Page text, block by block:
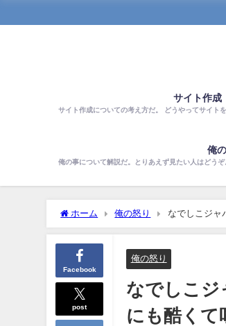
サイト作成
サイト作成についての考え方だ。 どうやってサイト
俺
俺の事について解説だ。とりあえず見たい人はどう
ホーム 俺の怒り なでしこジャ
Facebook
post
俺の怒り
なでしこジ
にも酷くて